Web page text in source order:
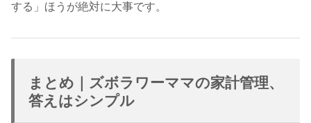
する」ほうが絶対に大事です。
まとめ｜ズボラワーママの家計管理、
答えはシンプル